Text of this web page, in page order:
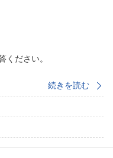
ださい。
ご希望のお客様は
8：00以降）
◎ホテル〜阿仁スキー
続きを読む